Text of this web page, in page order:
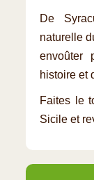
De
naturelle
envoûter
histoire et
Faites le
Sicile et